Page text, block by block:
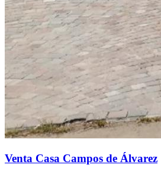
Venta Casa Campos de Álvarez